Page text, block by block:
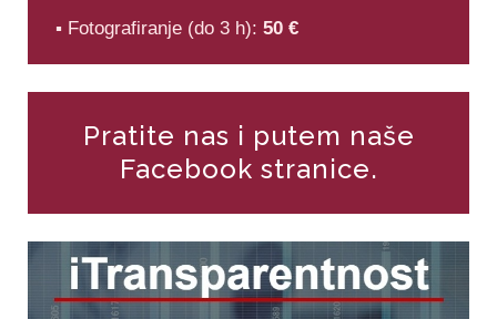
▪ Fotografiranje (do 3 h): 50 €
Pratite nas i putem naše
Facebook stranice.